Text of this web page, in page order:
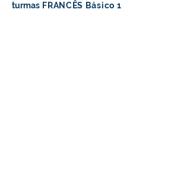
turmas FRANCÊS Básico 1